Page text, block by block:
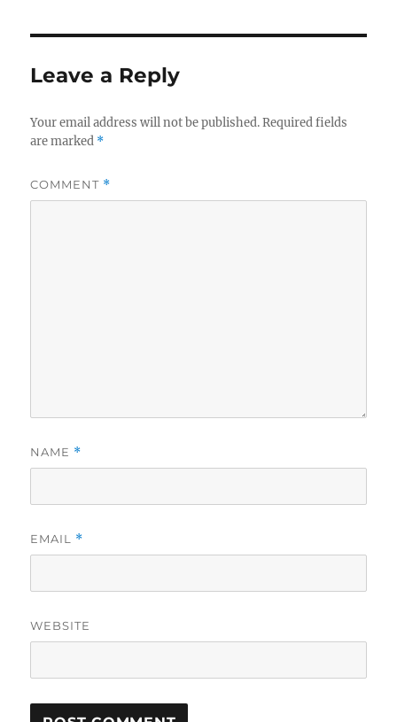
Leave a Reply
Your email address will not be published. Required fields
are marked *
COMMENT *
NAME *
EMAIL *
WEBSITE